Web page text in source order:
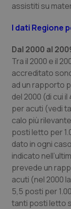
Rene &
Salute
Sangue &
assistiti su
I dati Regione
Dal 2000 al
Tra il 2000 e il
accreditato
ad un rapporto
del 2000 (di cui
per acuti (vedi
calo più
posti letto per
dato in ogni
indicato
prevede un
acuti (nel 2000
5,5 posti per
tanti posti letto